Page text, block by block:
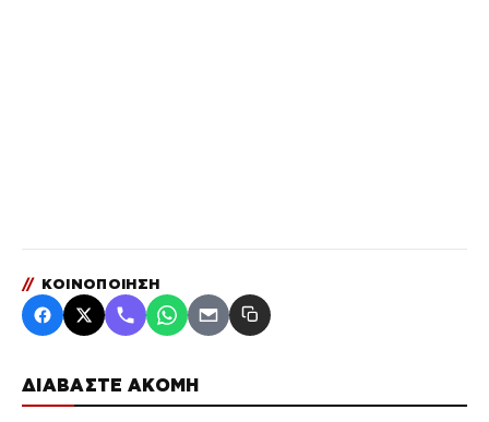
ΔΙΑΒΑΣΤΕ ΑΚΟΜΗ
// ΚΟΙΝΟΠΟΙΗΣΗ